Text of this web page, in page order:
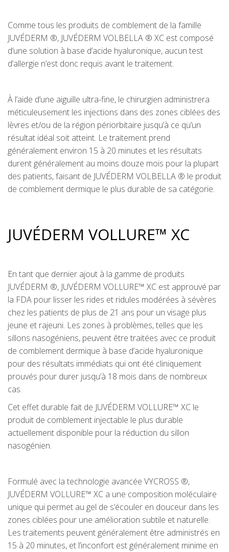
Comme tous les produits de comblement de la famille
JUVÉDERM ®, JUVÉDERM VOLBELLA ® XC est composé
d’une solution à base d’acide hyaluronique, aucun test
d’allergie n’est donc requis avant le traitement.
À l’aide d’une aiguille ultra-fine, le chirurgien administrera
méticuleusement les injections dans des zones ciblées des
lèvres et/ou de la région périorbitaire jusqu’à ce qu’un
résultat idéal soit atteint. Le traitement prend
généralement environ 15 à 20 minutes et les résultats
durent généralement au moins douze mois pour la plupart
des patients, faisant de JUVÉDERM VOLBELLA ® le produit
de comblement dermique le plus durable de sa catégorie.
JUVÉDERM VOLLURE™ XC
En tant que dernier ajout à la gamme de produits
JUVÉDERM ®, JUVÉDERM VOLLURE™ XC est approuvé par
la FDA pour lisser les rides et ridules modérées à sévères
chez les patients de plus de 21 ans pour un visage plus
jeune et rajeuni. Les zones à problèmes, telles que les
sillons nasogéniens, peuvent être traitées avec ce produit
de comblement dermique à base d’acide hyaluronique
pour des résultats immédiats qui ont été cliniquement
prouvés pour durer jusqu’à 18 mois dans de nombreux
cas.
Cet effet durable fait de JUVÉDERM VOLLURE™ XC le
produit de comblement injectable le plus durable
actuellement disponible pour la réduction du sillon
nasogénien.
Formulé avec la technologie avancée VYCROSS ®,
JUVÉDERM VOLLURE™ XC a une composition moléculaire
unique qui permet au gel de s’écouler en douceur dans les
zones ciblées pour une amélioration subtile et naturelle.
Les traitements peuvent généralement être administrés en
15 à 20 minutes, et l’inconfort est généralement minime en